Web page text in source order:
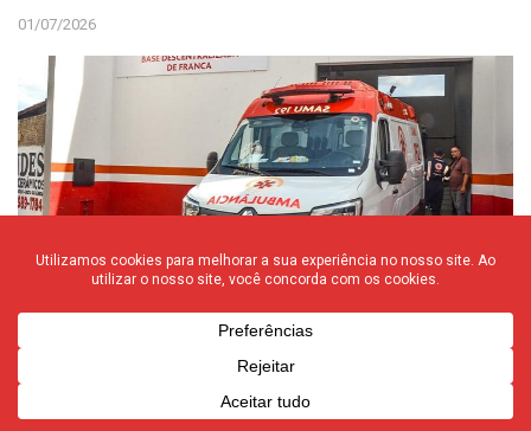
01/07/2026
Portão cai sobre dois trabalhadores durante serviço em